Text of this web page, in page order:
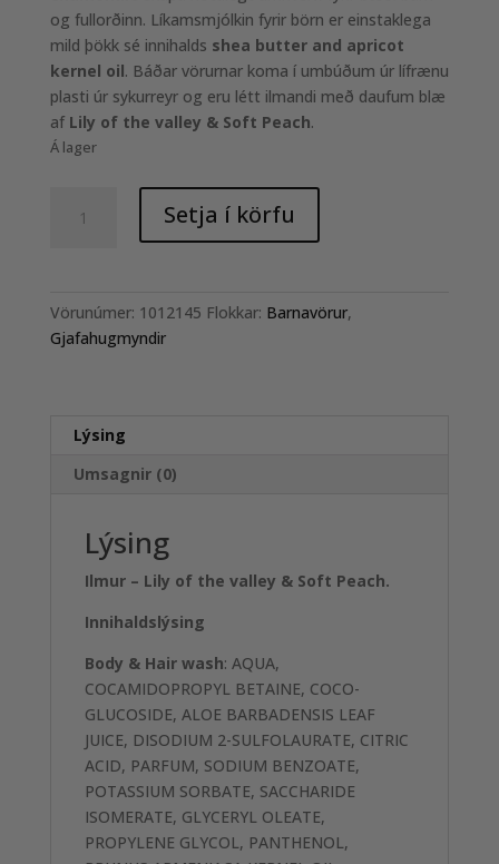
og fullorðinn. Líkamsmjólkin fyrir börn er einstaklega
mild þökk sé innihalds shea butter and apricot
kernel oil. Báðar vörurnar koma í umbúðum úr lífrænu
plasti úr sykurreyr og eru létt ilmandi með daufum blæ
af Lily of the valley & Soft Peach.
Á lager
barna
Your
Setja í körfu
Vörunúmer: 1012145 Flokkar: Barnavörur,
Gjafahugmyndir
Lýsing
Umsagnir (0)
Lýsing
Ilmur – Lily of the valley & Soft Peach.
Innihaldslýsing
Body & Hair wash: AQUA,
COCAMIDOPROPYL BETAINE, COCO-
GLUCOSIDE, ALOE BARBADENSIS LEAF
JUICE, DISODIUM 2-SULFOLAURATE, CITRIC
ACID, PARFUM, SODIUM BENZOATE,
POTASSIUM SORBATE, SACCHARIDE
ISOMERATE, GLYCERYL OLEATE,
PROPYLENE GLYCOL, PANTHENOL,